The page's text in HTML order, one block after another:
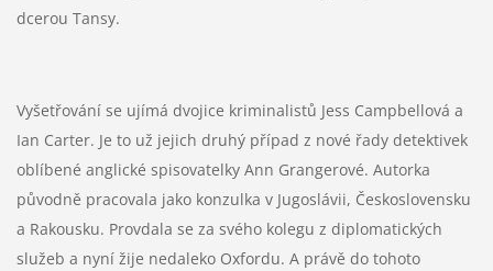
dcerou Tansy.
Vyšetřování se ujímá dvojice kriminalistů Jess Campbellová a
Ian Carter. Je to už jejich druhý případ z nové řady detektivek
oblíbené anglické spisovatelky Ann Grangerové. Autorka
původně pracovala jako konzulka v Jugoslávii, Československu
a Rakousku. Provdala se za svého kolegu z diplomatických
služeb a nyní žije nedaleko Oxfordu. A právě do tohoto